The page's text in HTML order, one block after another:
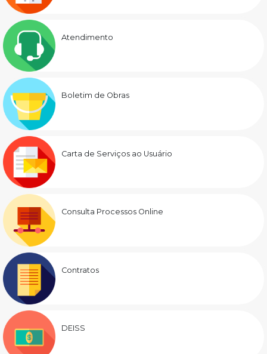
Atendimento
Boletim de Obras
Carta de Serviços ao Usuário
Consulta Processos Online
Contratos
DEISS